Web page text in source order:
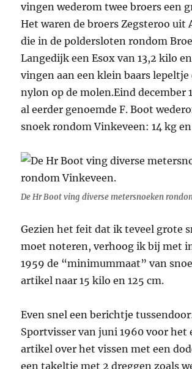
vingen wederom twee broers een
Het waren de broers Zegsteroo uit
die in de poldersloten rondom
Langedijk een Esox van 13,2 kilo en
vingen aan een klein baars
nylon op de molen.Eind december
al eerder genoemde F. Boot
snoek rondom Vinkeveen: 14 kg en
De Hr Boot ving diverse metersnoeken
Gezien het feit dat ik teveel grote
moet noteren, verhoog ik bij met
1959 de “minimummaat” van
artikel naar 15 kilo en 125 cm.
Even snel een berichtje
Sportvisser van juni 1960 voor het
artikel over het vissen met een
een takeltje met 2 dreggen zoals